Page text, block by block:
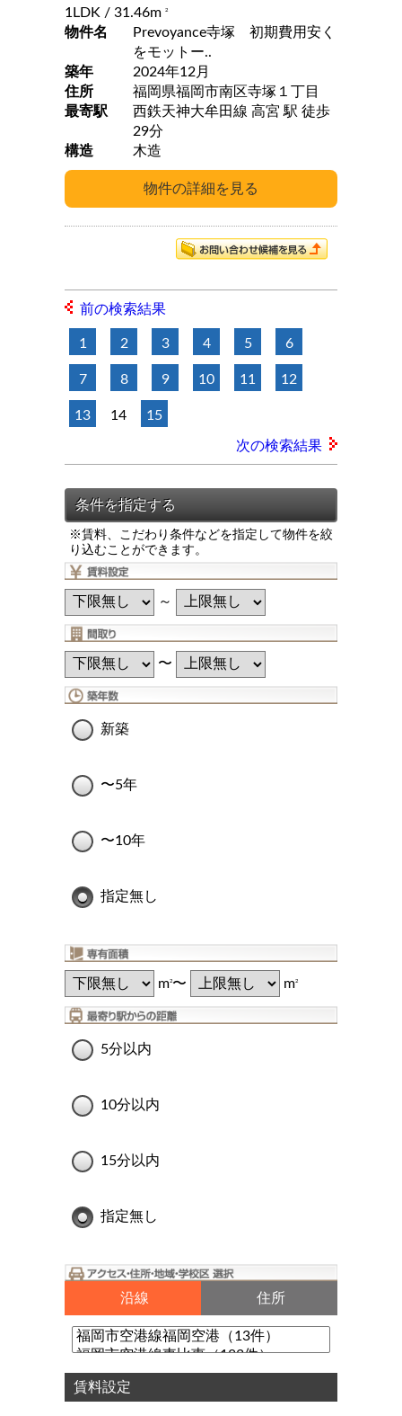
1LDK / 31.46m 2
物件名
Prevoyance寺塚 初期費用安く
をモットー..
築年
2024年12月
住所
福岡県福岡市南区寺塚１丁目
最寄駅
西鉄天神大牟田線 高宮 駅 徒歩
29分
構造
木造
前の検索結果
1 2 3 4 5 6
7 8 9 10 11 12
13 14 15
次の検索結果
※賃料、こだわり条件などを指定して物件を絞
り込むことができます。
～
〜
新築
〜5年
〜10年
指定無し
m2〜 m2
5分以内
10分以内
15分以内
指定無し
沿線 住所
賃料設定